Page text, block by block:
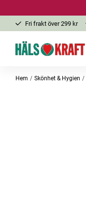
Fri frakt över 299 kr
Hem Skönhet & Hygien